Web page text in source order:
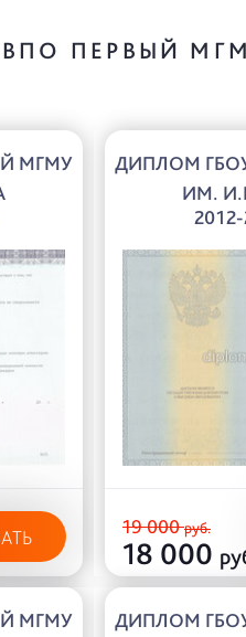
ПЕРВЫЙ
МГМУ
ДИПЛОМ
ИМ.
19 000руб.
18 000
МГМУ
ДИПЛОМ